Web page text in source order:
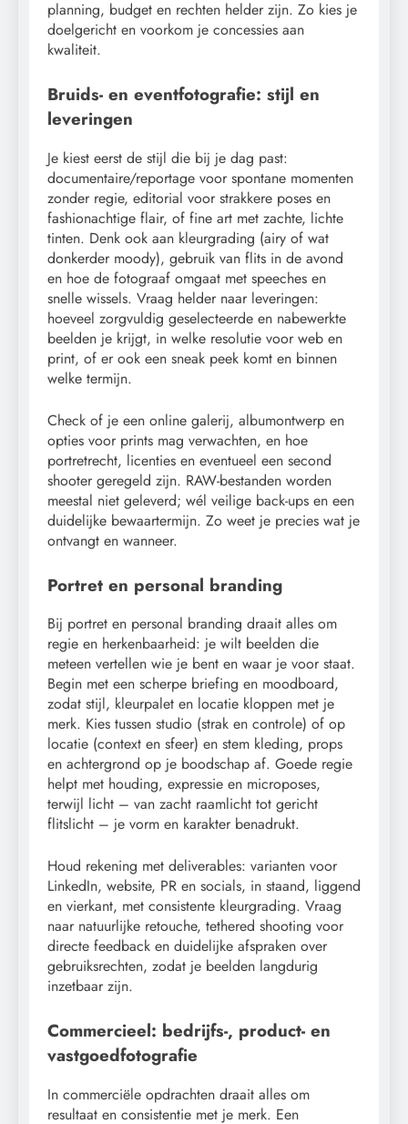
planning, budget en rechten helder zijn. Zo kies je
doelgericht en voorkom je concessies aan
kwaliteit.
Bruids- en eventfotografie: stijl en
leveringen
Je kiest eerst de stijl die bij je dag past:
documentaire/reportage voor spontane momenten
zonder regie, editorial voor strakkere poses en
fashionachtige flair, of fine art met zachte, lichte
tinten. Denk ook aan kleurgrading (airy of wat
donkerder moody), gebruik van flits in de avond
en hoe de fotograaf omgaat met speeches en
snelle wissels. Vraag helder naar leveringen:
hoeveel zorgvuldig geselecteerde en nabewerkte
beelden je krijgt, in welke resolutie voor web en
print, of er ook een sneak peek komt en binnen
welke termijn.
Check of je een online galerij, albumontwerp en
opties voor prints mag verwachten, en hoe
portretrecht, licenties en eventueel een second
shooter geregeld zijn. RAW-bestanden worden
meestal niet geleverd; wél veilige back-ups en een
duidelijke bewaartermijn. Zo weet je precies wat je
ontvangt en wanneer.
Portret en personal branding
Bij portret en personal branding draait alles om
regie en herkenbaarheid: je wilt beelden die
meteen vertellen wie je bent en waar je voor staat.
Begin met een scherpe briefing en moodboard,
zodat stijl, kleurpalet en locatie kloppen met je
merk. Kies tussen studio (strak en controle) of op
locatie (context en sfeer) en stem kleding, props
en achtergrond op je boodschap af. Goede regie
helpt met houding, expressie en microposes,
terwijl licht – van zacht raamlicht tot gericht
flitslicht – je vorm en karakter benadrukt.
Houd rekening met deliverables: varianten voor
LinkedIn, website, PR en socials, in staand, liggend
en vierkant, met consistente kleurgrading. Vraag
naar natuurlijke retouche, tethered shooting voor
directe feedback en duidelijke afspraken over
gebruiksrechten, zodat je beelden langdurig
inzetbaar zijn.
Commercieel: bedrijfs-, product- en
vastgoedfotografie
In commerciële opdrachten draait alles om
resultaat en consistentie met je merk. Een